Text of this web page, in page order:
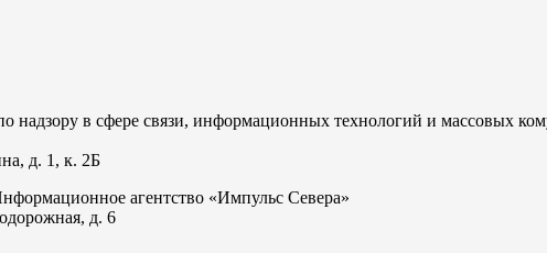
в сфере связи, информационных технологий и массовых
д. 1, к. 2Б
агентство «Импульс Севера»
д. 6